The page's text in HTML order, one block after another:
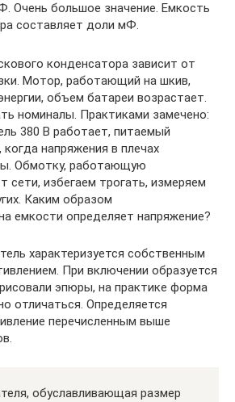
Очень большое значение. Емкость
составляет доли мФ.
конденсатора зависит от
Мотор, работающий на шкив,
объем батареи возрастает.
номиналы. Практиками замечено:
380 В работает, питаемый
напряжения в плечах
Обмотку, работающую
сети, избегаем трогать, измеряем
Каким образом
емкости определяет напряжение?
характеризуется собственным
При включении образуется
эпюры, на практике форма
отличаться. Определяется
перечисленным выше
обуславливающая размер